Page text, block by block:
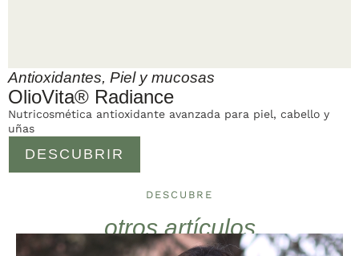
Antioxidantes, Piel y mucosas
OlioVita® Radiance
DESCUBRIR
Nutricosmética antioxidante avanzada para piel, cabello y
uñas
DESCUBRE
otros artículos